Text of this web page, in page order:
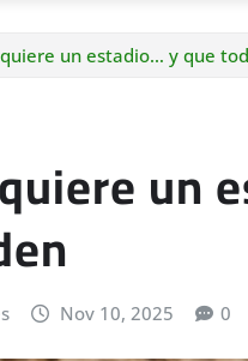
un estadio… y que
un
Nov 10, 2025 0